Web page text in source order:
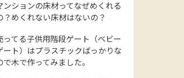
ンションの床材ってなぜめくれる
？めくれない床材はないの？
ってる子供用階段ゲート（ベビー
ート）はプラスチックばっかりな
で木で作ってみました。